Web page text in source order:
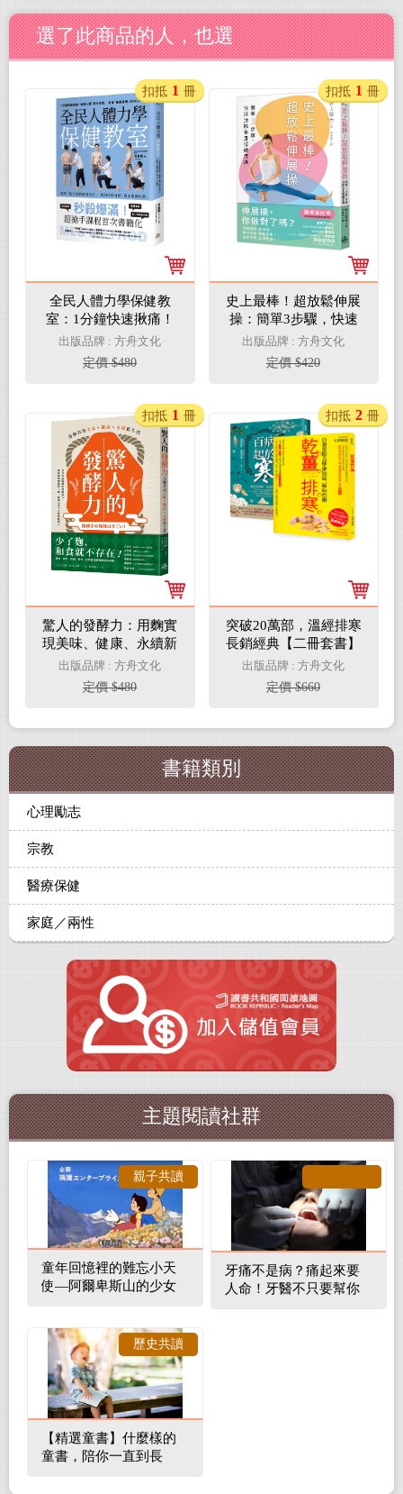
選了此商品的人，也選
全民人體力學保健教
室：1分鐘快速揪痛！
解讀人體「壓力訊
號」、破解「痠痛密
碼」的MLS療法
出版品牌 : 方舟文化
定價 $480
扣抵 1 冊
史上最棒！超放鬆伸展
操：簡單3步驟，快速
消除全身僵硬疼痛
出版品牌 : 方舟文化
定價 $420
扣抵 1 冊
驚人的發酵力：用麴實
現美味、健康、永續新
生活
出版品牌 : 方舟文化
定價 $480
扣抵 1 冊
突破20萬部，溫經排寒
長銷經典【二冊套書】
（百病起於寒＋乾薑排
寒）
出版品牌 : 方舟文化
定價 $660
扣抵 2 冊
書籍類別
心理勵志
宗教
醫療保健
家庭／兩性
主題閱讀社群
童年回憶裡的難忘小天
使—阿爾卑斯山的少女
親子共讀
牙痛不是病？痛起來要
人命！牙醫不只要幫你
【精選童書】什麼樣的
童書，陪你一直到長
歷史共讀